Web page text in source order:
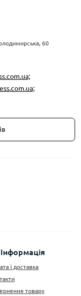
60
Інформація
і доставка
товару